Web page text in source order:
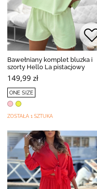
Bawełniany komplet bluzka i
szorty Hello La pistacjowy
149,99 zł
ONE SIZE
ZOSTAŁA 1 SZTUKA